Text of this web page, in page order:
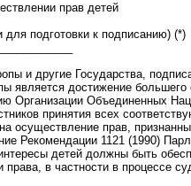
прав детей
подготовки к подписанию) (*)
и другие Государства,
является достижение
Организации Объединенных
принятия всех
осуществление прав,
Рекомендации 1121 (1990)
детей должны быть
в частности в процессе